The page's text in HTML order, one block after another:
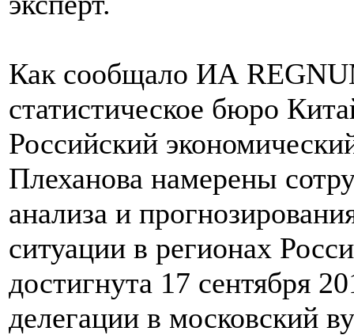
Как сообщало ИА
статистическое бюро
Российский
Плеханова намерены
анализа и
ситуации в регионах
достигнута 17 сентября
делегации в московский